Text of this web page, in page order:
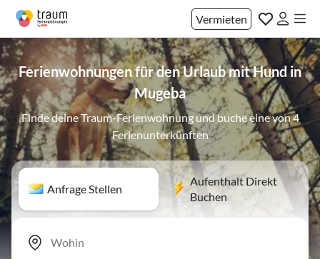
Vermieten
Ferienwohnungen für den Urlaub mit Hund in
Mugeba
Finde deine Traum-Ferienwohnung und buche eine von 4
Ferienunterkünften
Anfrage Stellen
Aufenthalt Direkt
Buchen